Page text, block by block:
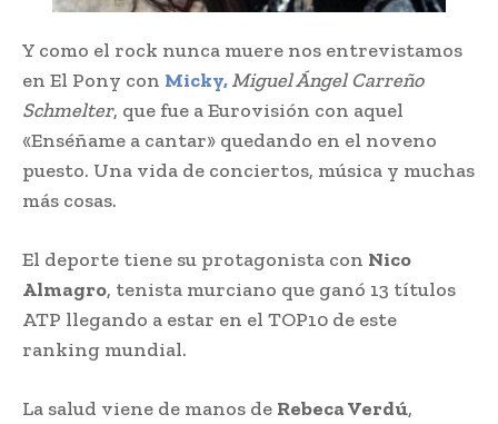
Y como el rock nunca muere nos entrevistamos
en El Pony con Micky,Miguel Ángel Carreño
Schmelter, que fue a Eurovisión con aquel
«Enséñame a cantar» quedando en el noveno
puesto. Una vida de conciertos, música y muchas
más cosas.
El deporte tiene su protagonista con Nico
Almagro, tenista murciano que ganó 13 títulos
ATP llegando a estar en el TOP10 de este
ranking mundial.
La salud viene de manos de Rebeca Verdú,